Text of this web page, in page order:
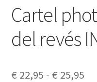
Cartel
del revés
€ 22,95 - € 25,95